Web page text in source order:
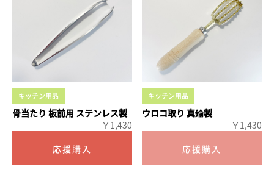
キッチン用品
骨当たり 板前用 ステンレス製
￥1,430
キッチン用品
ウロコ取り 真鍮製
￥1,430